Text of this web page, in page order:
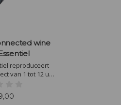
wine
reproduceert
van 1 tot 12 uur
hoger niveau